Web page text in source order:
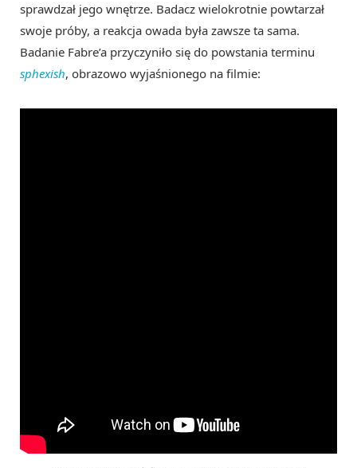
sprawdzał jego wnętrze. Badacz wielokrotnie powtarzał
swoje próby, a reakcja owada była zawsze ta sama.
Badanie Fabre’a przyczyniło się do powstania terminu
sphexish, obrazowo wyjaśnionego na filmie: